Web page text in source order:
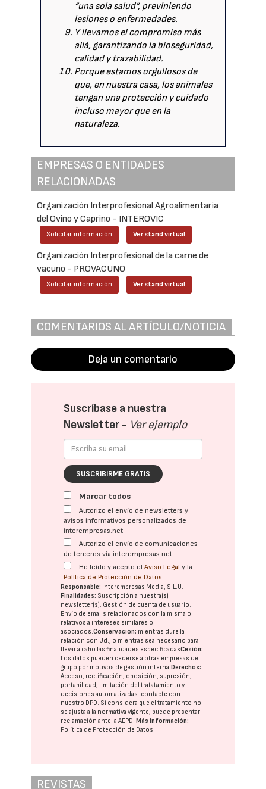
“una sola salud”, previniendo
lesiones o enfermedades.
Y llevamos el compromiso más
allá, garantizando la bioseguridad,
calidad y trazabilidad.
Porque estamos orgullosos de
que, en nuestra casa, los animales
tengan una protección y cuidado
incluso mayor que en la
naturaleza.
EMPRESAS O ENTIDADES
RELACIONADAS
Organización Interprofesional Agroalimentaria
del Ovino y Caprino - INTEROVIC
Solicitar información Ver stand virtual
Organización Interprofesional de la carne de
vacuno - PROVACUNO
Solicitar información Ver stand virtual
COMENTARIOS AL ARTÍCULO/NOTICIA
Deja un comentario
Suscríbase a nuestra
Newsletter - Ver ejemplo
SUSCRIBIRME GRATIS
Marcar todos
Autorizo el envío de newsletters y
avisos informativos personalizados de
interempresas.net
Autorizo el envío de comunicaciones
de terceros vía interempresas.net
He leído y acepto elAviso Legal y la
Política de Protección de Datos
Responsable: Interempresas Media, S.L.U.
Finalidades: Suscripción a nuestra(s)
newsletter(s). Gestión de cuenta de usuario.
Envío de emails relacionados con la misma o
relativos a intereses similares o
asociados.Conservación: mientras dure la
relación con Ud., o mientras sea necesario para
llevar a cabo las finalidades especificadasCesión:
Los datos pueden cederse a otras empresas del
grupo por motivos de gestión interna.Derechos:
Acceso, rectificación, oposición, supresión,
portabilidad, limitación del tratatamiento y
decisiones automatizadas: contacte con
nuestro DPD. Si considera que el tratamiento no
se ajusta a la normativa vigente, puede presentar
reclamación ante laAEPD.Más información:
Política de Protección de Datos
REVISTAS